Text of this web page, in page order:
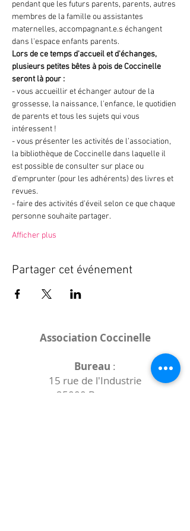
pendant que les futurs parents, parents, autres
membres de la famille ou assistantes
maternelles, accompagnant.e.s échangent
dans l'espace enfants parents.
Lors de ce temps d'accueil et d'échanges,
plusieurs petites bêtes à pois de Coccinelle
seront là pour :
- vous accueillir et échanger autour de la
grossesse, la naissance, l'enfance, le quotidien
de parents et tous les sujets qui vous
intéressent !
- vous présenter les activités de l’association,
la bibliothèque de Coccinelle dans laquelle il
est possible de consulter sur place ou
d'emprunter (pour les adhérents) des livres et
revues.
- faire des activités d'éveil selon ce que chaque
personne souhaite partager.
Afficher plus
Partager cet événement
Association Coccinelle
Bureau :
15 rue de l'Industrie
25000 Besançon